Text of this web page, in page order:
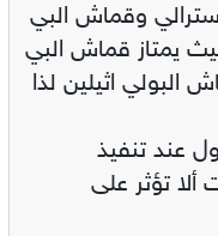
وقماش البي
يمتاز قماش البي
اثيلين لذا
عند تنفيذ
تؤثر على